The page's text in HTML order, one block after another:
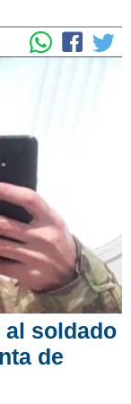
al soldado
de